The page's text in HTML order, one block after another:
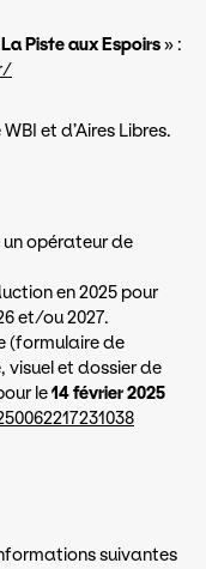
La Piste aux Espoirs» :
et d’Aires Libres.
opérateur de
en 2025 pour
et/ou 2027.
(formulaire de
et dossier de
le14 février 2025
suivantes